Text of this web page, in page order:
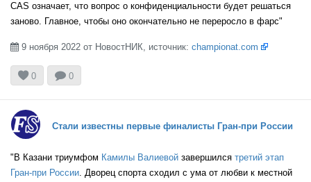
CAS означает, что вопрос о конфиденциальности будет решаться
заново. Главное, чтобы оно окончательно не переросло в фарс"
 9 ноября 2022 от НовостНИК, источник: championat.com
0  0
Стали известны первые финалисты Гран-при России
"В Казани триумфом Камилы Валиевой завершился третий этап
Гран-при России. Дворец спорта сходил с ума от любви к местной